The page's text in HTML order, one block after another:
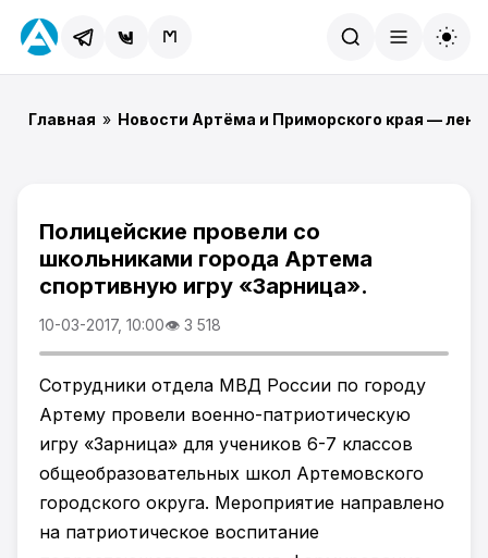
Главная » Новости Артёма и Приморского края —
Полицейские провели со
школьниками города Артема
спортивную игру «Зарница».
10-03-2017, 10:00👁 3 518
Сотрудники отдела МВД России по городу
Артему провели военно-патриотическую
игру «Зарница» для учеников 6-7 классов
общеобразовательных школ Артемовского
городского округа. Мероприятие направлено
на патриотическое воспитание